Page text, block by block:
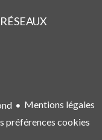
Mentions légales
préférences cookies